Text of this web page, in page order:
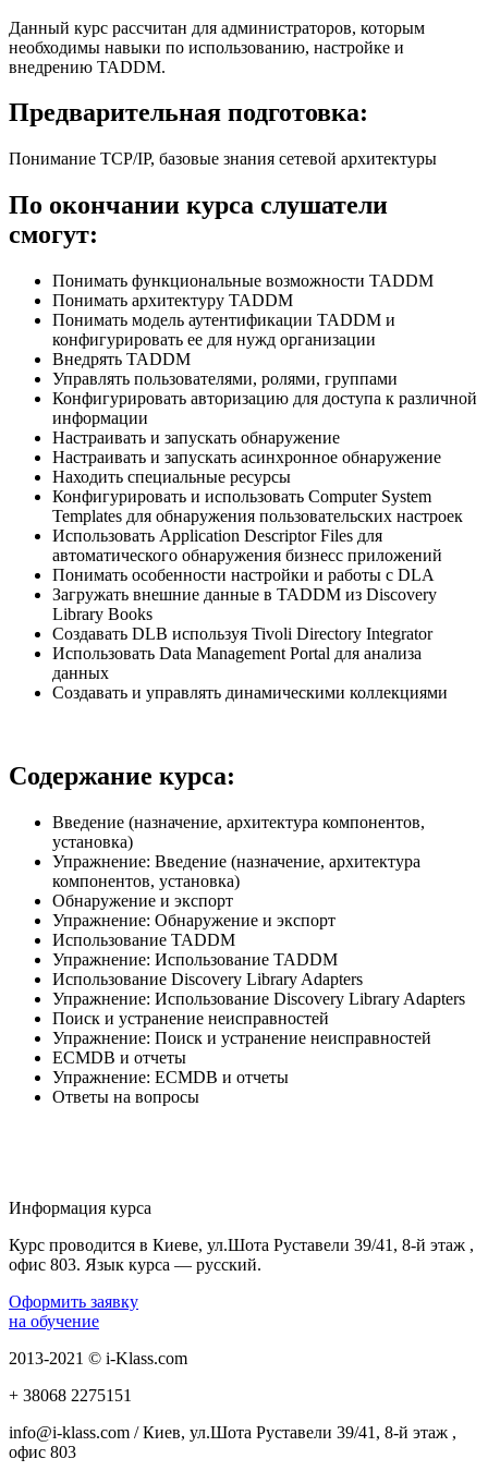
Данный курс рассчитан для администраторов, которым
необходимы навыки по использованию, настройке и
внедрению TADDM.
Предварительная подготовка:
Понимание TCP/IP, базовые знания сетевой архитектуры
По окончании курса слушатели
смогут:
Понимать функциональные возможности TADDM
Понимать архитектуру TADDM
Понимать модель аутентификации TADDM и
конфигурировать ее для нужд организации
Внедрять TADDM
Управлять пользователями, ролями, группами
Конфигурировать авторизацию для доступа к различной
информации
Настраивать и запускать обнаружение
Настраивать и запускать асинхронное обнаружение
Находить специальные ресурсы
Конфигурировать и использовать Computer System
Templates для обнаружения пользовательских настроек
Использовать Application Descriptor Files для
автоматического обнаружения бизнесс приложений
Понимать особенности настройки и работы с DLA
Загружать внешние данные в TADDM из Discovery
Library Books
Создавать DLB используя Tivoli Directory Integrator
Использовать Data Management Portal для анализа
данных
Создавать и управлять динамическими коллекциями
Содержание курса:
Введение (назначение, архитектура компонентов,
установка)
Упражнение: Введение (назначение, архитектура
компонентов, установка)
Обнаружение и экспорт
Упражнение: Обнаружение и экспорт
Использование TADDM
Упражнение: Использование TADDM
Использование Discovery Library Adapters
Упражнение: Использование Discovery Library Adapters
Поиск и устранение неисправностей
Упражнение: Поиск и устранение неисправностей
ECMDB и отчеты
Упражнение: ECMDB и отчеты
Ответы на вопросы
Информация курса
Курс проводится в Киеве, ул.Шота Руставели 39/41, 8-й этаж ,
офис 803. Язык курса — русский.
Оформить заявку
на обучение
2013-2021 © i-Klass.com
+ 38068 2275151
info@i-klass.com / Киев, ул.Шота Руставели 39/41, 8-й этаж ,
офис 803